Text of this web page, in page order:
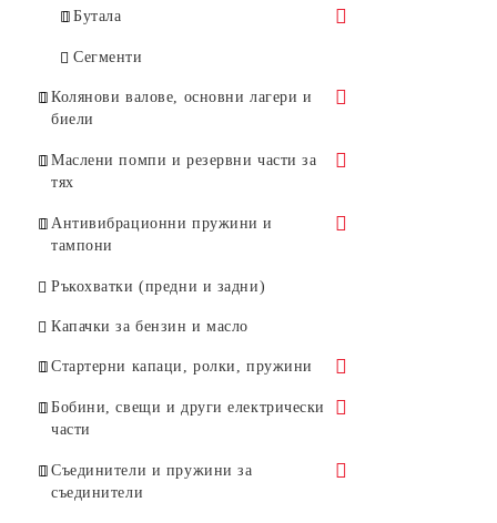
Бутала
Бутала за Husqvarna
Бутала за Stihl
Сегменти
Колянови валове, основни лагери и
биели
Колянови валове и основни лагери
Маслени помпи и резервни части за
тях
Маслени помпи
Антивибрационни пружини и
тампони
Тампони
Антивибрационни пружини
Ръкохватки (предни и задни)
Капачки за бензин и масло
Стартерни капаци, ролки, пружини
Стартерни капаци
Стартерни пружини
Бобини, свещи и други електрически
части
Бобини
Съединители и пружини за
съединители